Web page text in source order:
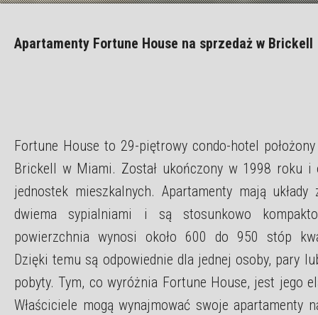
Apartamenty Fortune House na sprzedaż w Brickell
Fortune House to 29-piętrowy condo-hotel
Brickell w Miami. Został ukończony w 1998 roku i
jednostek mieszkalnych. Apartamenty mają
dwiema sypialniami i są stosunkowo
powierzchnia wynosi około 600 do 950 stóp
Dzięki temu są odpowiednie dla jednej osoby, pary
pobyty. Tym, co wyróżnia Fortune House, jest jego
Właściciele mogą wynajmować swoje apartamenty